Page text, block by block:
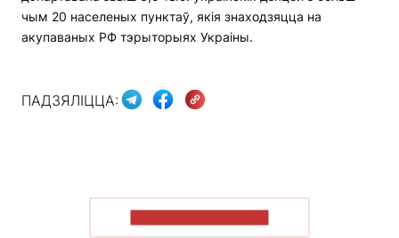
чым 20 населеных пунктаў, якія знаходзяцца на
акупаваных РФ тэрыторыях Украіны.
ПАДЗЯЛІЦЦА: